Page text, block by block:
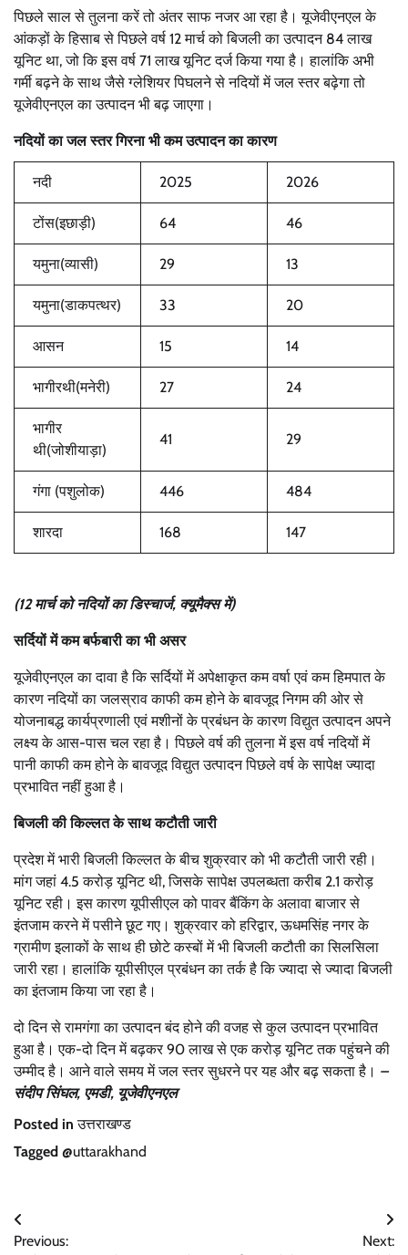
पिछले साल से तुलना करें तो अंतर साफ नजर आ रहा है। यूजेवीएनएल के
आंकड़ों के हिसाब से पिछले वर्ष 12 मार्च को बिजली का उत्पादन 84 लाख
यूनिट था, जो कि इस वर्ष 71 लाख यूनिट दर्ज किया गया है। हालांकि अभी
गर्मी बढ़ने के साथ जैसे ग्लेशियर पिघलने से नदियों में जल स्तर बढ़ेगा तो
यूजेवीएनएल का उत्पादन भी बढ़ जाएगा।
नदियों का जल स्तर गिरना भी कम उत्पादन का कारण
नदी 2025 2026
टोंस(इछाड़ी) 64 46
यमुना(व्यासी) 29 13
यमुना(डाकपत्थर) 33 20
आसन 15 14
भागीरथी(मनेरी) 27 24
भागीर
थी(जोशीयाड़ा)
41 29
गंगा (पशुलोक) 446 484
शारदा 168 147
(12 मार्च को नदियों का डिस्चार्ज, क्यूमैक्स में)
सर्दियों में कम बर्फबारी का भी असर
यूजेवीएनएल का दावा है कि सर्दियों में अपेक्षाकृत कम वर्षा एवं कम हिमपात के
कारण नदियों का जलस्राव काफी कम होने के बावजूद निगम की ओर से
योजनाबद्ध कार्यप्रणाली एवं मशीनों के प्रबंधन के कारण विद्युत उत्पादन अपने
लक्ष्य के आस-पास चल रहा है। पिछले वर्ष की तुलना में इस वर्ष नदियों में
पानी काफी कम होने के बावजूद विद्युत उत्पादन पिछले वर्ष के सापेक्ष ज्यादा
प्रभावित नहीं हुआ है।
बिजली की किल्लत के साथ कटौती जारी
प्रदेश में भारी बिजली किल्लत के बीच शुक्रवार को भी कटौती जारी रही।
मांग जहां 4.5 करोड़ यूनिट थी, जिसके सापेक्ष उपलब्धता करीब 2.1 करोड़
यूनिट रही। इस कारण यूपीसीएल को पावर बैंकिंग के अलावा बाजार से
इंतजाम करने में पसीने छूट गए। शुक्रवार को हरिद्वार, ऊधमसिंह नगर के
ग्रामीण इलाकों के साथ ही छोटे कस्बों में भी बिजली कटौती का सिलसिला
जारी रहा। हालांकि यूपीसीएल प्रबंधन का तर्क है कि ज्यादा से ज्यादा बिजली
का इंतजाम किया जा रहा है।
दो दिन से रामगंगा का उत्पादन बंद होने की वजह से कुल उत्पादन प्रभावित
हुआ है। एक-दो दिन में बढ़कर 90 लाख से एक करोड़ यूनिट तक पहुंचने की
उम्मीद है। आने वाले समय में जल स्तर सुधरने पर यह और बढ़ सकता है। –
संदीप सिंघल, एमडी, यूजेवीएनएल
Posted inउत्तराखण्ड
Tagged @uttarakhand
Post
Previous:
Next: